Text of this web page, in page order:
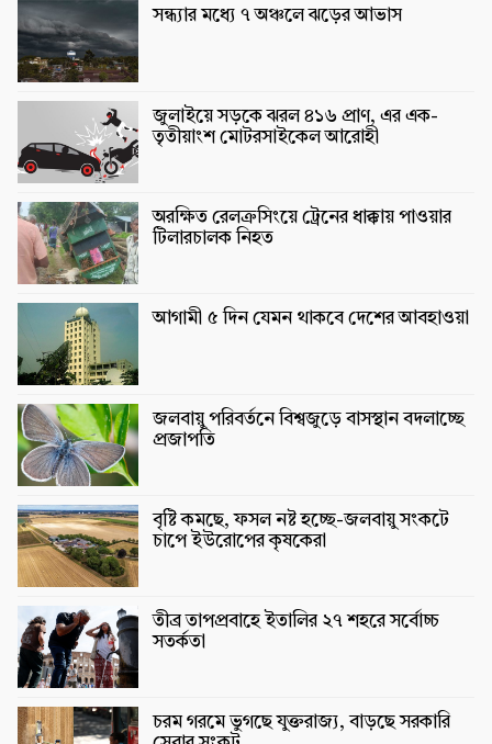
সন্ধ্যার মধ্যে ৭ অঞ্চলে ঝড়ের আভাস
জুলাইয়ে সড়কে ঝরল ৪১৬ প্রাণ, এর এক-
তৃতীয়াংশ মোটরসাইকেল আরোহী
অরক্ষিত রেলক্রসিংয়ে ট্রেনের ধাক্কায় পাওয়ার
টিলারচালক নিহত
আগামী ৫ দিন যেমন থাকবে দেশের আবহাওয়া
জলবায়ু পরিবর্তনে বিশ্বজুড়ে বাসস্থান বদলাচ্ছে
প্রজাপতি
বৃষ্টি কমছে, ফসল নষ্ট হচ্ছে-জলবায়ু সংকটে
চাপে ইউরোপের কৃষকেরা
তীব্র তাপপ্রবাহে ইতালির ২৭ শহরে সর্বোচ্চ
সতর্কতা
চরম গরমে ভুগছে যুক্তরাজ্য, বাড়ছে সরকারি